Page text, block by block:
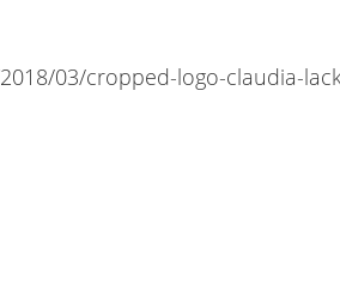
03/cropped-logo-claudia-